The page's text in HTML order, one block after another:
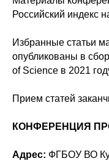
Российский индекс
Избранные статьи
опубликованы в
of Science в 2021
Прием статей
КОНФЕРЕНЦИЯ
Адрес: ФГБОУ ВО